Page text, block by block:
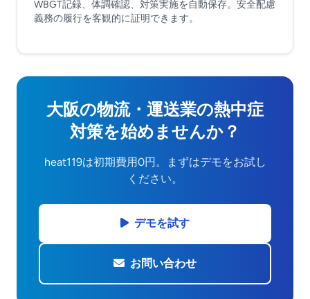
WBGT記録、体調確認、対策実施を自動保存。安全配慮
義務の履行を客観的に証明できます。
大阪の物流・運送業の熱中症
対策を始めませんか？
heat119は初期費用0円。まずはデモをお試し
ください。
デモを試す
お問い合わせ